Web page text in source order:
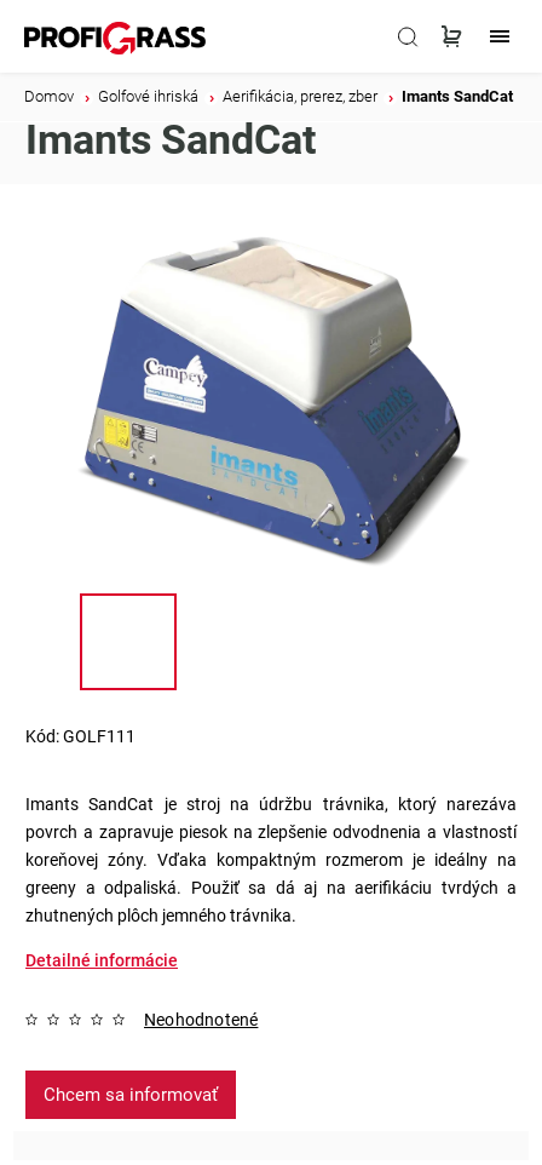
Domov Golfové ihriská Aerifikácia, prerez, zber Imants SandCat
Imants SandCat
Kód:GOLF111
Imants SandCat je stroj na údržbu trávnika, ktorý narezáva
povrch a zapravuje piesok na zlepšenie odvodnenia a vlastností
koreňovej zóny. Vďaka kompaktným rozmerom je ideálny na
greeny a odpaliská. Použiť sa dá aj na aerifikáciu tvrdých a
zhutnených plôch jemného trávnika.
Detailné informácie
Neohodnotené
Chcem sa informovať